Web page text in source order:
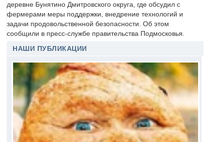
деревне Бунятино Дмитровского округа, где обсудил с
фермерами меры поддержки, внедрение технологий и
задачи продовольственной безопасности. Об этом
сообщили в пресс-службе правительства Подмосковья.
НАШИ ПУБЛИКАЦИИ